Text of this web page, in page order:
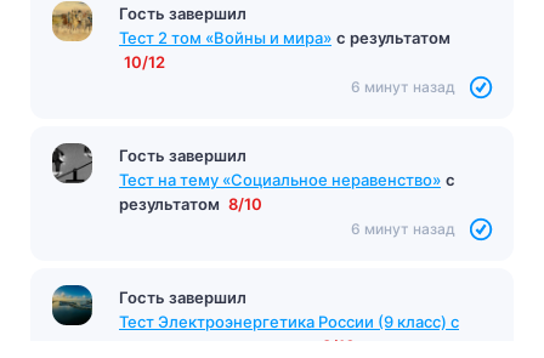
Гость завершил
Тест 2 том «Войны и мира» с результатом
10/12
6 минут назад
Гость завершил
Тест на тему «Социальное неравенство» с
результатом 8/10
6 минут назад
Гость завершил
Тест Электроэнергетика России (9 класс) с
8/10